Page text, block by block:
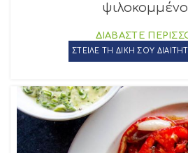
ψιλοκομμένο,
ΔΙΑΒΑΣΤΕ
ΣΤΕΙΛΕ ΤΗ ΔΙΚΗ ΣΟΥ